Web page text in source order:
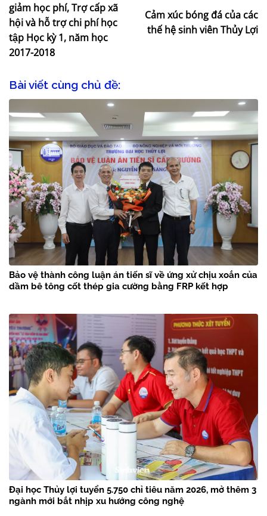
giảm học phí, Trợ cấp xã
hội và hỗ trợ chi phí học
tập Học kỳ 1, năm học
2017-2018
Cảm xúc bóng đá của các
thế hệ sinh viên Thủy Lợi
Bài viết cùng chủ đề:
Bảo vệ thành công luận án tiến sĩ về ứng xử chịu xoắn của
dầm bê tông cốt thép gia cường bằng FRP kết hợp
Đại học Thủy lợi tuyển 5.750 chỉ tiêu năm 2026, mở thêm 3
ngành mới bắt nhịp xu hướng công nghệ